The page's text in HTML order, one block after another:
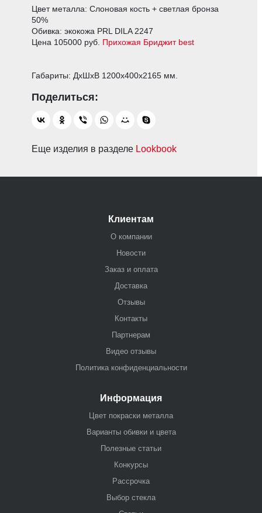
Цвет металла: Слоновая кость + светлая бронза
50%
Обивка: экокожа PRL DILA 2247
Цена 105000 руб. Прихожая Бриджит best
Габариты: ДхШхВ 1200х400х2165 мм.
Еще изделия в разделе Lookbook
Клиентам
О компании
Новости
Заказ и оплата
Доставка
Отзывы
Контакты
Партнерам
Видео отзывы
Политика конфиденциальности
Информация
Цвет покраски металла
Варианты обивки и цвета
Полезные статьи
Конкурсы
Рассрочка
Выбор стекла